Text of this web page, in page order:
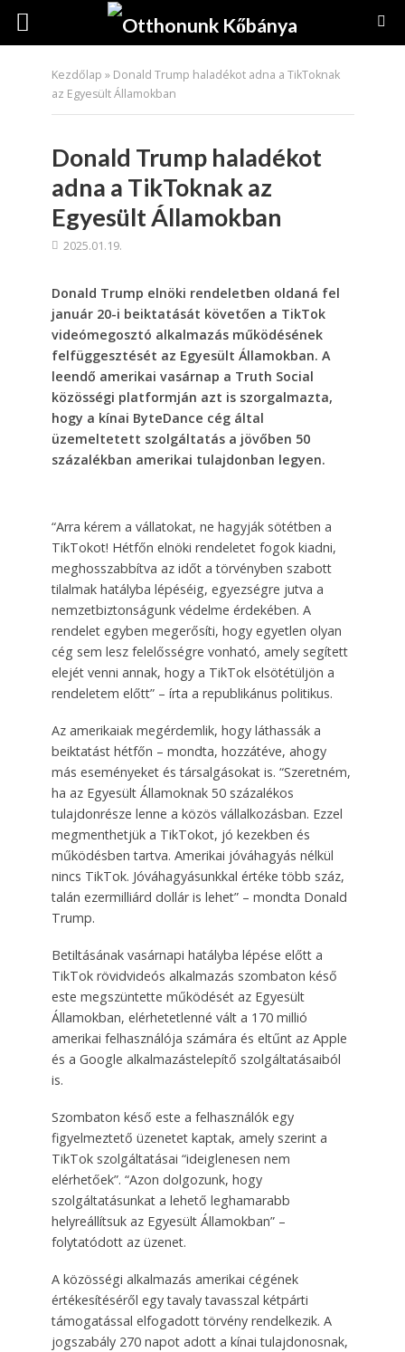
Kezdőlap » Donald Trump haladékot adna a TikToknak
az Egyesült Államokban
Donald Trump haladékot
adna a TikToknak az
Egyesült Államokban
2025.01.19.
Donald Trump elnöki rendeletben oldaná fel
január 20-i beiktatását követően a TikTok
videómegosztó alkalmazás működésének
felfüggesztését az Egyesült Államokban. A
leendő amerikai vasárnap a Truth Social
közösségi platformján azt is szorgalmazta,
hogy a kínai ByteDance cég által
üzemeltetett szolgáltatás a jövőben 50
százalékban amerikai tulajdonban legyen.
“Arra kérem a vállatokat, ne hagyják sötétben a
TikTokot! Hétfőn elnöki rendeletet fogok kiadni,
meghosszabbítva az időt a törvényben szabott
tilalmak hatályba lépéséig, egyezségre jutva a
nemzetbiztonságunk védelme érdekében. A
rendelet egyben megerősíti, hogy egyetlen olyan
cég sem lesz felelősségre vonható, amely segített
elejét venni annak, hogy a TikTok elsötétüljön a
rendeletem előtt” – írta a republikánus politikus.
Az amerikaiak megérdemlik, hogy láthassák a
beiktatást hétfőn – mondta, hozzátéve, ahogy
más eseményeket és társalgásokat is. “Szeretném,
ha az Egyesült Államoknak 50 százalékos
tulajdonrésze lenne a közös vállalkozásban. Ezzel
megmenthetjük a TikTokot, jó kezekben és
működésben tartva. Amerikai jóváhagyás nélkül
nincs TikTok. Jóváhagyásunkkal értéke több száz,
talán ezermilliárd dollár is lehet” – mondta Donald
Trump.
Betiltásának vasárnapi hatályba lépése előtt a
TikTok rövidvideós alkalmazás szombaton késő
este megszüntette működését az Egyesült
Államokban, elérhetetlenné vált a 170 millió
amerikai felhasználója számára és eltűnt az Apple
és a Google alkalmazástelepítő szolgáltatásaiból
is.
Szombaton késő este a felhasználók egy
figyelmeztető üzenetet kaptak, amely szerint a
TikTok szolgáltatásai “ideiglenesen nem
elérhetőek”. “Azon dolgozunk, hogy
szolgáltatásunkat a lehető leghamarabb
helyreállítsuk az Egyesült Államokban” –
folytatódott az üzenet.
A közösségi alkalmazás amerikai cégének
értékesítéséről egy tavaly tavasszal kétpárti
támogatással elfogadott törvény rendelkezik. A
jogszabály 270 napot adott a kínai tulajdonosnak,